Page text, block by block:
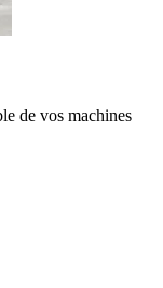
de vos machines